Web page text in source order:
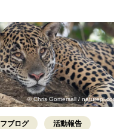
© Chris Gomersall /
ブログ 活動報告